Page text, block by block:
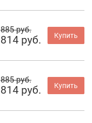
885 руб.
814 руб. Купить
885 руб.
814 руб. Купить